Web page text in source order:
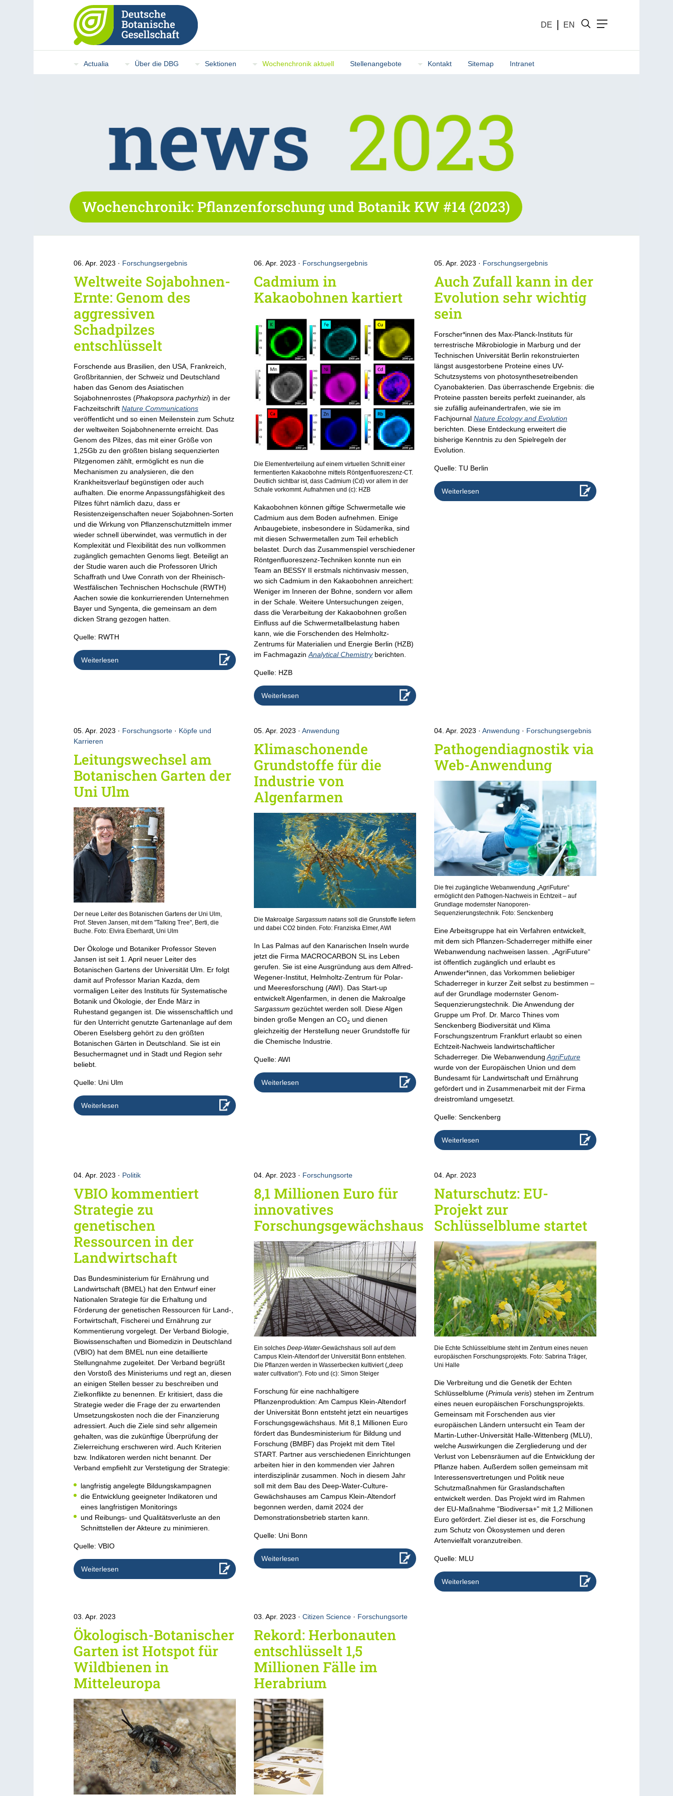
DE EN
Actualia Über die DBG Sektionen Wochenchronik aktuell Stellenangebote Kontakt Sitemap Intranet
Wochenchronik: Pflanzenforschung und Botanik KW #14 (2023)
06. Apr. 2023 Forschungsergebnis
Weltweite Sojabohnen-
Ernte: Genom des
aggressiven
Schadpilzes
entschlüsselt
Forschende aus Brasilien, den USA, Frankreich,
Großbritannien, der Schweiz und Deutschland
haben das Genom des Asiatischen
Sojabohnenrostes (Phakopsora pachyrhizi) in der
FachzeitschriftNature Communications
veröffentlicht und so einen Meilenstein zum Schutz
der weltweiten Sojabohnenernte erreicht. Das
Genom des Pilzes, das mit einer Größe von
1,25Gb zu den größten bislang sequenzierten
Pilzgenomen zählt, ermöglicht es nun die
Mechanismen zu analysieren, die den
Krankheitsverlauf begünstigen oder auch
aufhalten. Die enorme Anpassungsfähigkeit des
Pilzes führt nämlich dazu, dass er
Resistenzeigenschaften neuer Sojabohnen-Sorten
und die Wirkung von Pflanzenschutzmitteln immer
wieder schnell überwindet, was vermutlich in der
Komplexität und Flexibilität des nun vollkommen
zugänglich gemachten Genoms liegt. Beteiligt an
der Studie waren auch die Professoren Ulrich
Schaffrath und Uwe Conrath von der Rheinisch-
Westfälischen Technischen Hochschule (RWTH)
Aachen sowie die konkurrierenden Unternehmen
Bayer und Syngenta, die gemeinsam an dem
dicken Strang gezogen hatten.
Quelle: RWTH
Weiterlesen
06. Apr. 2023 Forschungsergebnis
Cadmium in
Kakaobohnen kartiert
Die Elementverteilung auf einem virtuellen Schnitt einer
fermentierten Kakaobohne mittels Röntgenfluoreszenz-CT.
Deutlich sichtbar ist, dass Cadmium (Cd) vor allem in der
Schale vorkommt. Aufnahmen und (c): HZB
Kakaobohnen können giftige Schwermetalle wie
Cadmium aus dem Boden aufnehmen. Einige
Anbaugebiete, insbesondere in Südamerika, sind
mit diesen Schwermetallen zum Teil erheblich
belastet. Durch das Zusammenspiel verschiedener
Röntgenfluoreszenz-Techniken konnte nun ein
Team an BESSY II erstmals nichtinvasiv messen,
wo sich Cadmium in den Kakaobohnen anreichert:
Weniger im Inneren der Bohne, sondern vor allem
in der Schale. Weitere Untersuchungen zeigen,
dass die Verarbeitung der Kakaobohnen großen
Einfluss auf die Schwermetallbelastung haben
kann, wie die Forschenden des Helmholtz-
Zentrums für Materialien und Energie Berlin (HZB)
im FachmagazinAnalytical Chemistryberichten.
Quelle: HZB
Weiterlesen
05. Apr. 2023 Forschungsergebnis
Auch Zufall kann in der
Evolution sehr wichtig
sein
Forscher*innen des Max-Planck-Instituts für
terrestrische Mikrobiologie in Marburg und der
Technischen Universität Berlin rekonstruierten
längst ausgestorbene Proteine eines UV-
Schutzsystems von photosynthesetreibenden
Cyanobakterien. Das überraschende Ergebnis: die
Proteine passten bereits perfekt zueinander, als
sie zufällig aufeinandertrafen, wie sie im
Fachjournal Nature Ecology and Evolution
berichten. Diese Entdeckung erweitert die
bisherige Kenntnis zu den Spielregeln der
Evolution.
Quelle: TU Berlin
Weiterlesen
05. Apr. 2023 Forschungsorte · Köpfe und
Karrieren
Leitungswechsel am
Botanischen Garten der
Uni Ulm
Der neue Leiter des Botanischen Gartens der Uni Ulm,
Prof. Steven Jansen, mit dem "Talking Tree", Berti, die
Buche. Foto: Elvira Eberhardt, Uni Ulm
Der Ökologe und Botaniker Professor Steven
Jansen ist seit 1. April neuer Leiter des
Botanischen Gartens der Universität Ulm. Er folgt
damit auf Professor Marian Kazda, dem
vormaligen Leiter des Instituts für Systematische
Botanik und Ökologie, der Ende März in
Ruhestand gegangen ist. Die wissenschaftlich und
für den Unterricht genutzte Gartenanlage auf dem
Oberen Eselsberg gehört zu den größten
Botanischen Gärten in Deutschland. Sie ist ein
Besuchermagnet und in Stadt und Region sehr
beliebt.
Quelle: Uni Ulm
Weiterlesen
05. Apr. 2023 Anwendung
Klimaschonende
Grundstoffe für die
Industrie von
Algenfarmen
Die MakroalgeSargassum natans soll die Grunstoffe liefern
und dabei CO2 binden. Foto: Franziska Elmer, AWI
In Las Palmas auf den Kanarischen Inseln wurde
jetzt die Firma MACROCARBON SL ins Leben
gerufen. Sie ist eine Ausgründung aus dem Alfred-
Wegener-Institut, Helmholtz-Zentrum für Polar-
und Meeresforschung (AWI). Das Start-up
entwickelt Algenfarmen, in denen die Makroalge
Sargassumgezüchtet werden soll. Diese Algen
binden große Mengen an CO2 und dienen
gleichzeitig der Herstellung neuer Grundstoffe für
die Chemische Industrie.
Quelle: AWI
Weiterlesen
04. Apr. 2023 Anwendung · Forschungsergebnis
Pathogendiagnostik via
Web-Anwendung
Die frei zugängliche Webanwendung „AgriFuture“
ermöglicht den Pathogen-Nachweis in Echtzeit – auf
Grundlage modernster Nanoporen-
Sequenzierungstechnik. Foto: Senckenberg
Eine Arbeitsgruppe hat ein Verfahren entwickelt,
mit dem sich Pflanzen-Schaderreger mithilfe einer
Webanwendung nachweisen lassen. „AgriFuture“
ist öffentlich zugänglich und erlaubt es
Anwender*innen, das Vorkommen beliebiger
Schaderreger in kurzer Zeit selbst zu bestimmen –
auf der Grundlage modernster Genom-
Sequenzierungstechnik. Die Anwendung der
Gruppe um Prof. Dr. Marco Thines vom
Senckenberg Biodiversität und Klima
Forschungszentrum Frankfurt erlaubt so einen
Echtzeit-Nachweis landwirtschaftlicher
Schaderreger. Die Webanwendung AgriFuture
wurde von der Europäischen Union und dem
Bundesamt für Landwirtschaft und Ernährung
gefördert und in Zusammenarbeit mit der Firma
dreistromland umgesetzt.
Quelle: Senckenberg
Weiterlesen
04. Apr. 2023 Politik
VBIO kommentiert
Strategie zu
genetischen
Ressourcen in der
Landwirtschaft
Das Bundesministerium für Ernährung und
Landwirtschaft (BMEL) hat den Entwurf einer
Nationalen Strategie für die Erhaltung und
Förderung der genetischen Ressourcen für Land-,
Fortwirtschaft, Fischerei und Ernährung zur
Kommentierung vorgelegt. Der Verband Biologie,
Biowissenschaften und Biomedizin in Deutschland
(VBIO) hat dem BMEL nun eine detaillierte
Stellungnahme zugeleitet. Der Verband begrüßt
den Vorstoß des Ministeriums und regt an, diesen
an einigen Stellen besser zu beschreiben und
Zielkonflikte zu benennen. Er kritisiert, dass die
Strategie weder die Frage der zu erwartenden
Umsetzungskosten noch die der Finanzierung
adressiert. Auch die Ziele sind sehr allgemein
gehalten, was die zukünftige Überprüfung der
Zielerreichung erschweren wird. Auch Kriterien
bzw. Indikatoren werden nicht benannt. Der
Verband empfiehlt zur Verstetigung der Strategie:
langfristig angelegte Bildungskampagnen
die Entwicklung geeigneter Indikatoren und
eines langfristigen Monitorings
und Reibungs- und Qualitätsverluste an den
Schnittstellen der Akteure zu minimieren.
Quelle: VBIO
Weiterlesen
04. Apr. 2023 Forschungsorte
8,1 Millionen Euro für
innovatives
Forschungsgewächshaus
Ein solchesDeep-Water-Gewächshaus soll auf dem
Campus Klein-Altendorf der Universität Bonn entstehen.
Die Pflanzen werden in Wasserbecken kultiviert („deep
water cultivation“). Foto und (c): Simon Steiger
Forschung für eine nachhaltigere
Pflanzenproduktion: Am Campus Klein-Altendorf
der Universität Bonn entsteht jetzt ein neuartiges
Forschungsgewächshaus. Mit 8,1 Millionen Euro
fördert das Bundesministerium für Bildung und
Forschung (BMBF) das Projekt mit dem Titel
START. Partner aus verschiedenen Einrichtungen
arbeiten hier in den kommenden vier Jahren
interdisziplinär zusammen. Noch in diesem Jahr
soll mit dem Bau des Deep-Water-Culture-
Gewächshauses am Campus Klein-Altendorf
begonnen werden, damit 2024 der
Demonstrationsbetrieb starten kann.
Quelle: Uni Bonn
Weiterlesen
04. Apr. 2023
Naturschutz: EU-
Projekt zur
Schlüsselblume startet
Die Echte Schlüsselblume steht im Zentrum eines neuen
europäischen Forschungsprojekts. Foto: Sabrina Träger,
Uni Halle
Die Verbreitung und die Genetik der Echten
Schlüsselblume (Primula veris) stehen im Zentrum
eines neuen europäischen Forschungsprojekts.
Gemeinsam mit Forschenden aus vier
europäischen Ländern untersucht ein Team der
Martin-Luther-Universität Halle-Wittenberg (MLU),
welche Auswirkungen die Zergliederung und der
Verlust von Lebensräumen auf die Entwicklung der
Pflanze haben. Außerdem sollen gemeinsam mit
Interessensvertretungen und Politik neue
Schutzmaßnahmen für Graslandschaften
entwickelt werden. Das Projekt wird im Rahmen
der EU-Maßnahme "Biodiversa+" mit 1,2 Millionen
Euro gefördert. Ziel dieser ist es, die Forschung
zum Schutz von Ökosystemen und deren
Artenvielfalt voranzutreiben.
Quelle: MLU
Weiterlesen
03. Apr. 2023
Ökologisch-Botanischer
Garten ist Hotspot für
Wildbienen in
Mitteleuropa
03. Apr. 2023 Citizen Science · Forschungsorte
Rekord: Herbonauten
entschlüsselt 1,5
Millionen Fälle im
Herabrium